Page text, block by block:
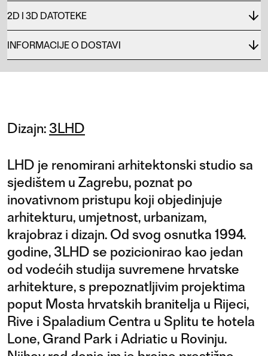
2D I 3D DATOTEKE
INFORMACIJE O DOSTAVI
Dizajn:3LHD
LHD je renomirani arhitektonski studio sa
sjedištem u Zagrebu, poznat po
inovativnom pristupu koji objedinjuje
arhitekturu, umjetnost, urbanizam,
krajobraz i dizajn. Od svog osnutka 1994.
godine, 3LHD se pozicionirao kao jedan
od vodećih studija suvremene hrvatske
arhitekture, s prepoznatljivim projektima
poput Mosta hrvatskih branitelja u Rijeci,
Rive i Spaladium Centra u Splitu te hotela
Lone, Grand Park i Adriatic u Rovinju.